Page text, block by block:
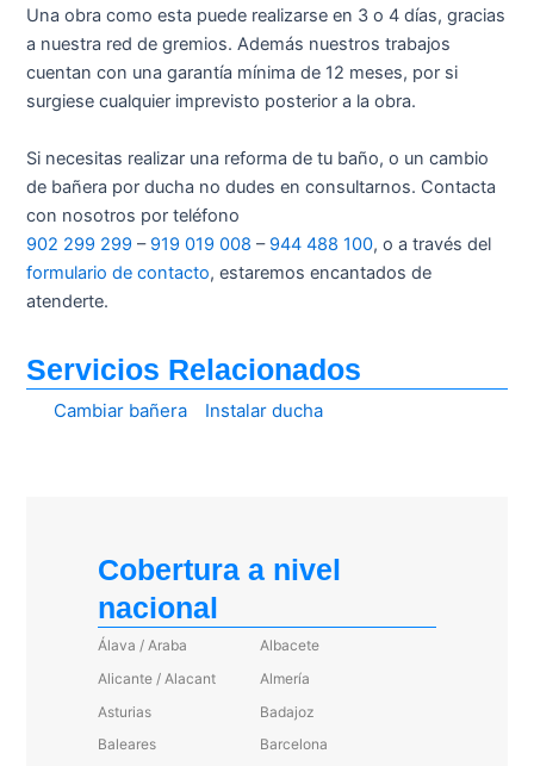
Una obra como esta puede realizarse en 3 o 4 días, gracias
a nuestra red de gremios. Además nuestros trabajos
cuentan con una garantía mínima de 12 meses, por si
surgiese cualquier imprevisto posterior a la obra.
Si necesitas realizar una reforma de tu baño, o un cambio
de bañera por ducha no dudes en consultarnos. Contacta
con nosotros por teléfono
902 299 299 – 919 019 008 – 944 488 100, o a través del
formulario de contacto, estaremos encantados de
atenderte.
Servicios Relacionados
Cambiar bañera Instalar ducha
Cobertura a nivel
nacional
Álava / Araba
Albacete
Alicante / Alacant
Almería
Asturias
Badajoz
Baleares
Barcelona